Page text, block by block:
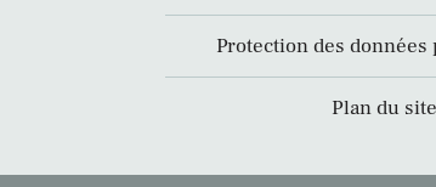
Protection des
Plan du site